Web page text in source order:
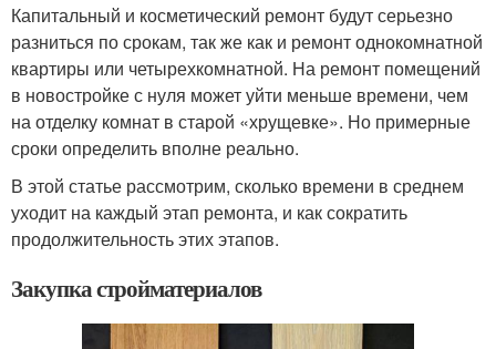
Капитальный и косметический ремонт будут серьезно
разниться по срокам, так же как и ремонт однокомнатной
квартиры или четырехкомнатной. На ремонт помещений
в новостройке с нуля может уйти меньше времени, чем
на отделку комнат в старой «хрущевке». Но примерные
сроки определить вполне реально.
В этой статье рассмотрим, сколько времени в среднем
уходит на каждый этап ремонта, и как сократить
продолжительность этих этапов.
Закупка стройматериалов